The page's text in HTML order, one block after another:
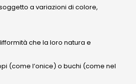
a variazioni di colore,
che la loro natura e
(come l’onice) o buchi (come nel